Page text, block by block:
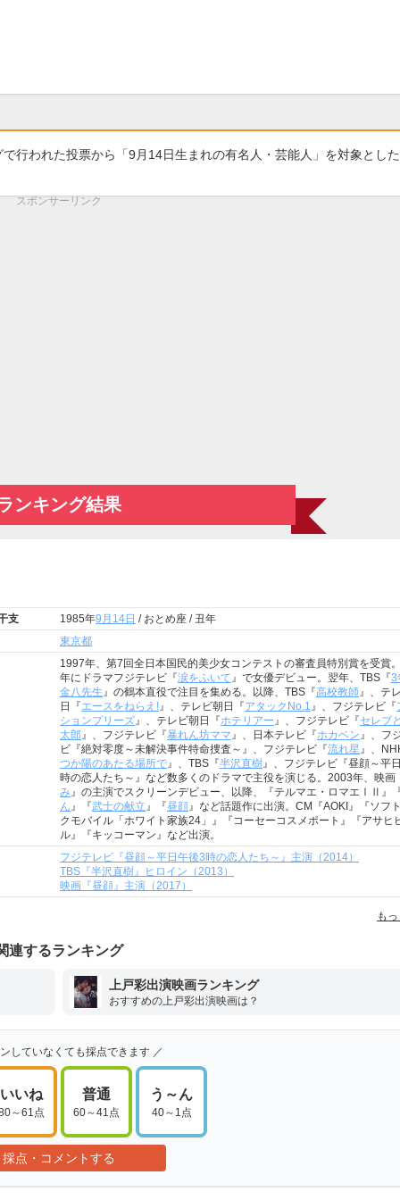
行われた投票から「9月14日生まれの有名人・芸能人」を対象とし
スポンサーリンク
ンキング結果
支 1985年9月14日 / おとめ座 / 丑年
東京都
1997年、第7回全日本国民的美少女コンテストの審査員特別賞を受賞
年にドラマフジテレビ『涙をふいて』で女優デビュー。翌年、TBS『3
金八先生』の鶴本直役で注目を集める。以降、TBS『高校教師』、テ
日『エースをねらえ!』、テレビ朝日『アタックNo.1』、フジテレビ『
ションプリーズ』、テレビ朝日『ホテリアー』、フジテレビ『セレブ
太郎』、フジテレビ『暴れん坊ママ』、日本テレビ『ホカベン』、フ
ビ『絶対零度～未解決事件特命捜査～』、フジテレビ『流れ星』、
つか陽のあたる場所で』、TBS『半沢直樹』、フジテレビ『昼顔～平
時の恋人たち～』など数多くのドラマで主役を演じる。2003年、映画
み』の主演でスクリーンデビュー、以降、『テルマエ・ロマエⅠⅡ』
ん』『武士の献立』『昼顔』など話題作に出演。CM『AOKI』『ソフ
クモバイル「ホワイト家族24」』『コーセーコスメポート』『アサヒ
ル』『キッコーマン』など出演。
フジテレビ『昼顔～平日午後3時の恋人たち～』主演（2014）
TBS『半沢直樹』ヒロイン（2013）
映画『昼顔』主演（2017）
も
連するランキング
上戸彩出演映画ランキング
おすすめの上戸彩出演映画は？
していなくても採点できます ／
いいね
～61点
普通
60～41点
う～ん
40～1点
採点・コメントする